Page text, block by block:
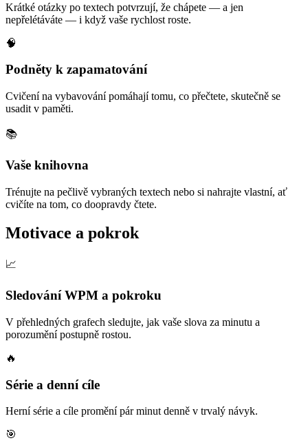
Krátké otázky po textech potvrzují, že chápete — a jen
nepřelétáváte — i když vaše rychlost roste.
🧠
Podněty k zapamatování
Cvičení na vybavování pomáhají tomu, co přečtete, skutečně se
usadit v paměti.
📚
Vaše knihovna
Trénujte na pečlivě vybraných textech nebo si nahrajte vlastní, ať
cvičíte na tom, co doopravdy čtete.
Motivace a pokrok
📈
Sledování WPM a pokroku
V přehledných grafech sledujte, jak vaše slova za minutu a
porozumění postupně rostou.
🔥
Série a denní cíle
Herní série a cíle promění pár minut denně v trvalý návyk.
🎯